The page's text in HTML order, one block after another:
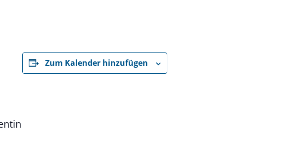
Zum Kalender hinzufügen